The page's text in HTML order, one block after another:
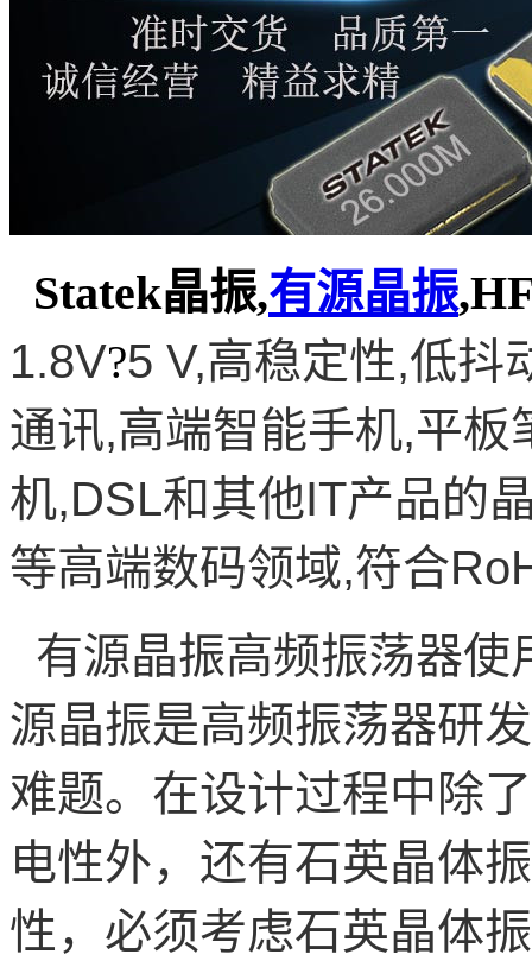
Statek晶振,有源晶振
1.8V?5 V,高稳定性,低抖
通讯,高端智能手机,平板
机,DSL和其他IT产品的
等高端数码领域,符合
有源晶振高频振荡器使
源晶振是高频振荡器研
难题。在设计过程中除
电性外，还有石英晶体
性，必须考虑石英晶体